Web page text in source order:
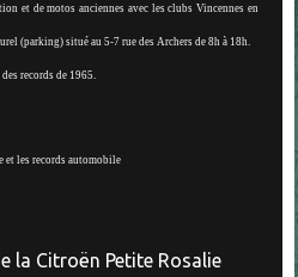
et de motos anciennes avec les clubs Vincennes en
(parking) situé au 5-7 rue des Archers de 8h à 18h.
records de 1965.
et les records automobile
la Citroën Petite Rosalie